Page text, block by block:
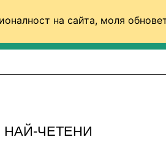
на сайта, моля
НАЙ-ЧЕТЕНИ